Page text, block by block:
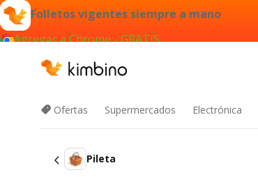
Folletos vigentes siempre a mano
Agregar a Chrome - GRATIS
Ofertas Supermercados Electrónica
Pileta